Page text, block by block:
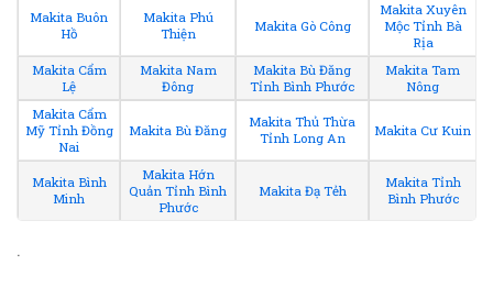
Makita Buôn
Hồ
Makita Phú
Thiện
Makita Gò Công
Makita Xuyên
Mộc Tỉnh Bà
Rịa
Makita Cẩm
Lệ
Makita Nam
Đông
Makita Bù Đăng
Tỉnh Bình Phước
Makita Tam
Nông
Makita Cẩm
Mỹ Tỉnh Đồng
Nai
Makita Bù Đăng
Makita Thủ Thừa
Tỉnh Long An
Makita Cư Kuin
Makita Bình
Minh
Makita Hớn
Quản Tỉnh Bình
Phước
Makita Đạ Tẻh
Makita Tỉnh
Bình Phước
.